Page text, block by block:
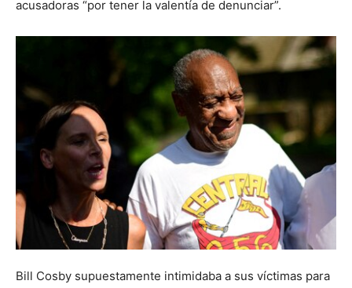
acusadoras “por tener la valentía de denunciar”.
Bill Cosby supuestamente intimidaba a sus víctimas para